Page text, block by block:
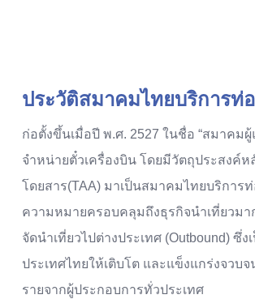
ประวัติสมาคมไทยบริการท่
ก่อตั้งขึ้นเมื่อปี พ.ศ. 2527 ในชื่อ “สมาคม
จำหน่ายตั๋วเครื่องบิน โดยมีวัตถุประสงค์
โดยสาร(TAA) มาเป็นสมาคมไทยบริการ
ความหมายครอบคลุมถึงธุรกิจนำเที่ยวมา
จัดนำเที่ยวไปต่างประเทศ (Outbound)
ประเทศไทยให้เติบโต และแข็งแกร่งจว
รายจากผู้ประกอบการทั่วประเทศ